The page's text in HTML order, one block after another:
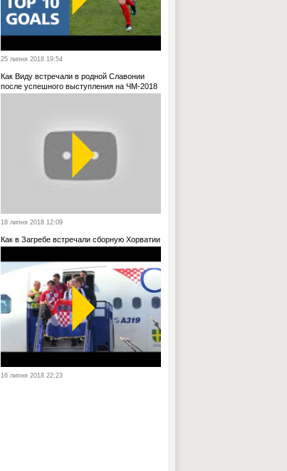
25 липня 2018 19:54
Как Виду встречали в родной Славонии
после успешного выступления на ЧМ-2018
18 липня 2018 12:09
Как в Загребе встречали сборную Хорватии
16 липня 2018 22:23